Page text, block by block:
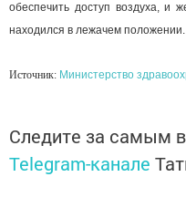
обеспечить доступ воздуха, и
находился в лежачем положении.
Источник: Министерство
Следите за самым
Telegram-канале